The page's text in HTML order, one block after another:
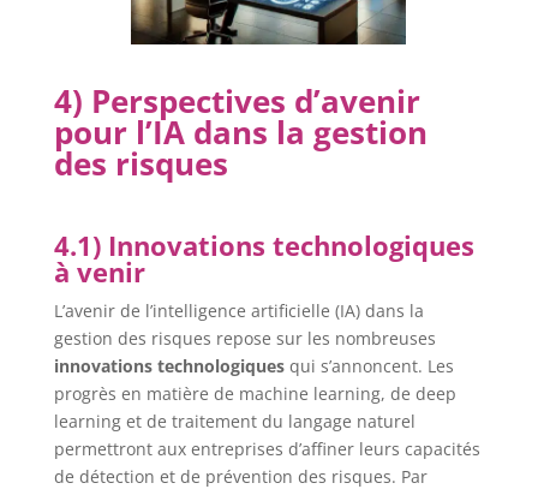
4) Perspectives d’avenir
pour l’IA dans la gestion
des risques
4.1) Innovations technologiques
à venir
L’avenir de l’intelligence artificielle (IA) dans la
gestion des risques repose sur les nombreuses
innovations technologiquesqui s’annoncent. Les
progrès en matière de machine learning, de deep
learning et de traitement du langage naturel
permettront aux entreprises d’affiner leurs capacités
de détection et de prévention des risques. Par